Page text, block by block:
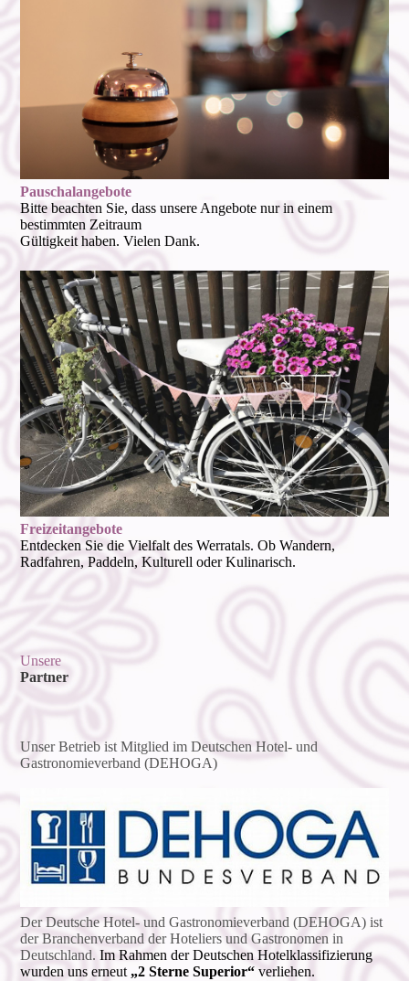
Pauschal­angebote
Bitte beachten Sie, dass unsere Angebote nur in einem
bestimmten Zeitraum
Gültigkeit haben. Vielen Dank.
Freizeit­angebote
Entdecken Sie die Vielfalt des Werratals. Ob Wandern,
Radfahren, Paddeln, Kulturell oder Kulinarisch.
Unsere
Partner
Unser Betrieb ist Mitglied im Deutschen Hotel- und
Gastronomieverband (DEHOGA)
Der Deutsche Hotel- und Gas­tro­no­mie­ver­band (DEHOGA) ist
der Branchenverband der Hoteliers und Gastronomen in
Deutschland.Im Rahmen der Deutschen Hotelklassifizierung
wurden uns erneut „2 Sterne Superior“verliehen.